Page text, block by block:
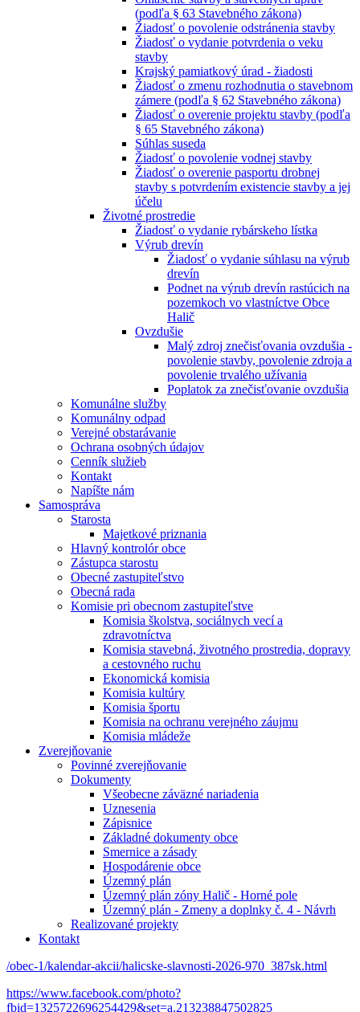
(podľa § 63 Stavebného zákona)
Žiadosť o povolenie odstránenia stavby
Žiadosť o vydanie potvrdenia o veku
stavby
Krajský pamiatkový úrad - žiadosti
Žiadosť o zmenu rozhodnutia o stavebnom
zámere (podľa § 62 Stavebného zákona)
Žiadosť o overenie projektu stavby (podľa
§ 65 Stavebného zákona)
Súhlas suseda
Žiadosť o povolenie vodnej stavby
Žiadosť o overenie pasportu drobnej
stavby s potvrdením existencie stavby a jej
účelu
Životné prostredie
Žiadosť o vydanie rybárskeho lístka
Výrub drevín
Žiadosť o vydanie súhlasu na výrub
drevín
Podnet na výrub drevín rastúcich na
pozemkoch vo vlastníctve Obce
Halič
Ovzdušie
Malý zdroj znečisťovania ovzdušia -
povolenie stavby, povolenie zdroja a
povolenie trvalého užívania
Poplatok za znečisťovanie ovzdušia
Komunálne služby
Komunálny odpad
Verejné obstarávanie
Ochrana osobných údajov
Cenník služieb
Kontakt
Napíšte nám
Samospráva
Starosta
Majetkové priznania
Hlavný kontrolór obce
Zástupca starostu
Obecné zastupiteľstvo
Obecná rada
Komisie pri obecnom zastupiteľstve
Komisia školstva, sociálnych vecí a
zdravotníctva
Komisia stavebná, životného prostredia, dopravy
a cestovného ruchu
Ekonomická komisia
Komisia kultúry
Komisia športu
Komisia na ochranu verejného záujmu
Komisia mládeže
Zverejňovanie
Povinné zverejňovanie
Dokumenty
Všeobecne záväzné nariadenia
Uznesenia
Zápisnice
Základné dokumenty obce
Smernice a zásady
Hospodárenie obce
Územný plán
Územný plán zóny Halič - Horné pole
Územný plán - Zmeny a doplnky č. 4 - Návrh
Realizované projekty
Kontakt
/obec-1/kalendar-akcii/halicske-slavnosti-2026-970_387sk.html
https://www.facebook.com/photo?
fbid=1325722696254429&set=a.213238847502825